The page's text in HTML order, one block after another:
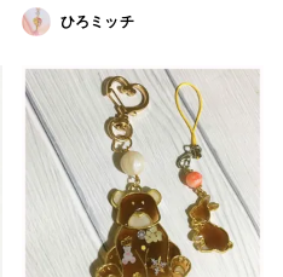
ロウィン祭りっぽく仕上げてみ
ました。 気になりましたら フ
ォローしていただけたら嬉しい
です #販売中 #キーホルダー #
ハロウィン #ハンドメイド #レ
ジン好きさんと繋がりたい
#minne #booth #Instagram
#Twitter #creema
ひろミッチ